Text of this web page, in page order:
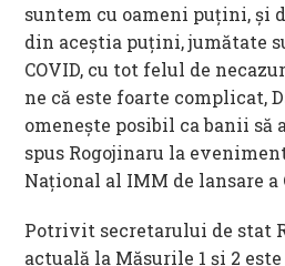
suntem cu oameni puțini, și
din aceștia puțini, jumătate
COVID, cu tot felul de
ne că este foarte complicat,
omenește posibil ca banii să
spus Rogojinaru la
Național al IMM de lansare a
Potrivit secretarului de stat
actuală la Măsurile 1 și 2